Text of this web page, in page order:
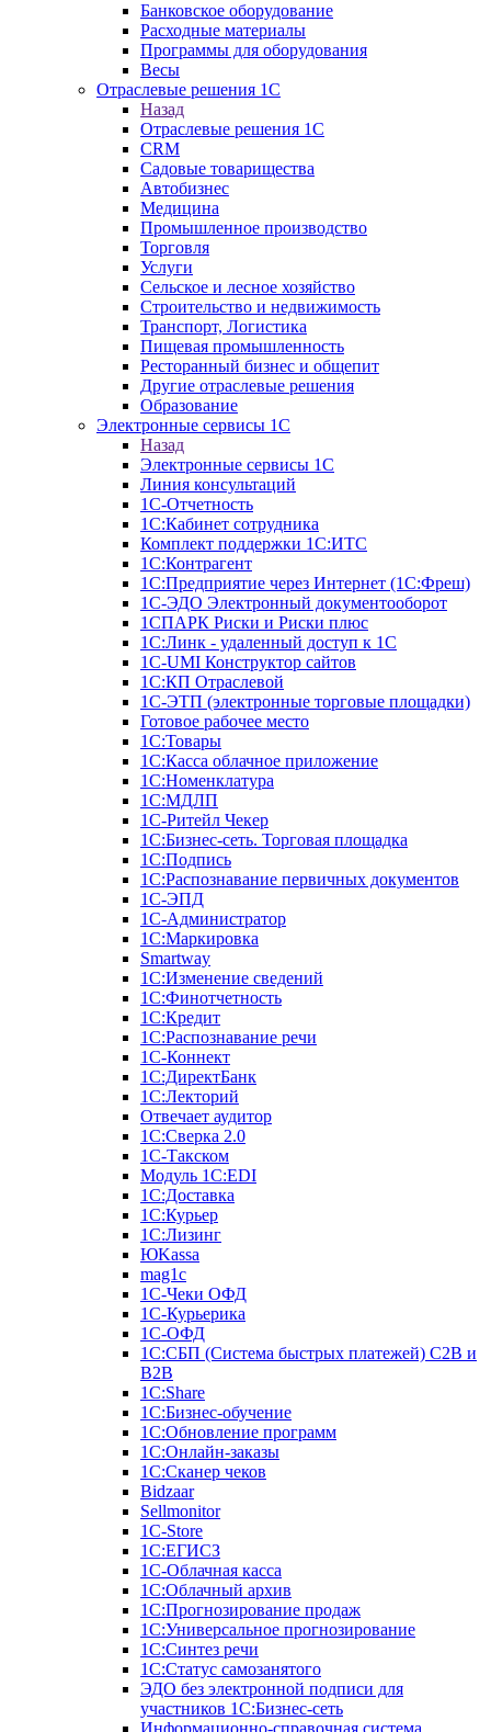
Банковское оборудование
Расходные материалы
Программы для оборудования
Весы
Отраслевые решения 1С
Назад
Отраслевые решения 1С
CRM
Садовые товарищества
Автобизнес
Медицина
Промышленное производство
Торговля
Услуги
Сельское и лесное хозяйство
Строительство и недвижимость
Транспорт, Логистика
Пищевая промышленность
Ресторанный бизнес и общепит
Другие отраслевые решения
Образование
Электронные сервисы 1С
Назад
Электронные сервисы 1С
Линия консультаций
1С-Отчетность
1С:Кабинет сотрудника
Комплект поддержки 1С:ИТС
1С:Контрагент
1С:Предприятие через Интернет (1С:Фреш)
1С-ЭДО Электронный документооборот
1СПАРК Риски и Риски плюс
1С:Линк - удаленный доступ к 1С
1С-UMI Конструктор сайтов
1С:КП Отраслевой
1С-ЭТП (электронные торговые площадки)
Готовое рабочее место
1С:Товары
1С:Касса облачное приложение
1С:Номенклатура
1С:МДЛП
1C-Ритейл Чекер
1C:Бизнес-сеть. Торговая площадка
1С:Подпись
1С:Распознавание первичных документов
1С-ЭПД
1С-Администратор
1С:Маркировка
Smartway
1С:Изменение сведений
1С:Финотчетность
1С:Кредит
1С:Распознавание речи
1С-Коннект
1С:ДиректБанк
1С:Лекторий
Отвечает аудитор
1С:Сверка 2.0
1С-Такском
Модуль 1C:EDI
1С:Доставка
1С:Курьер
1С:Лизинг
ЮKassa
mag1c
1С-Чеки ОФД
1С-Курьерика
1С-ОФД
1С:СБП (Система быстрых платежей) C2B и
B2B
1С:Share
1С:Бизнес-обучение
1С:Обновление программ
1С:Онлайн-заказы
1С:Сканер чеков
Bidzaar
Sellmonitor
1C-Store
1С:ЕГИСЗ
1С-Облачная касса
1С:Облачный архив
1С:Прогнозирование продаж
1С:Универсальное прогнозирование
1С:Синтез речи
1С:Статус самозанятого
ЭДО без электронной подписи для
участников 1С:Бизнес-сеть
Информационно-справочная система